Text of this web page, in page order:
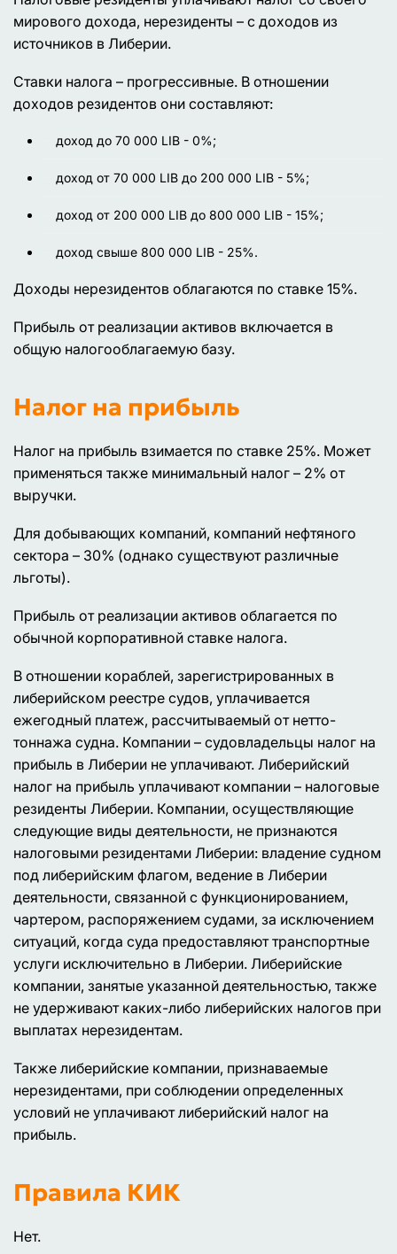
мирового дохода, нерезиденты – с доходов из
источников в Либерии.
Ставки налога – прогрессивные. В отношении
доходов резидентов они составляют:
доход до 70 000 LIB - 0%;
доход от 70 000 LIB до 200 000 LIB - 5%;
доход от 200 000 LIB до 800 000 LIB - 15%;
доход свыше 800 000 LIB - 25%.
Доходы нерезидентов облагаются по ставке 15%.
Прибыль от реализации активов включается в
общую налогооблагаемую базу.
Налог на прибыль
Налог на прибыль взимается по ставке 25%. Может
применяться также минимальный налог – 2% от
выручки.
Для добывающих компаний, компаний нефтяного
сектора – 30% (однако существуют различные
льготы).
Прибыль от реализации активов облагается по
обычной корпоративной ставке налога.
В отношении кораблей, зарегистрированных в
либерийском реестре судов, уплачивается
ежегодный платеж, рассчитываемый от нетто-
тоннажа судна. Компании – судовладельцы налог на
прибыль в Либерии не уплачивают. Либерийский
налог на прибыль уплачивают компании – налоговые
резиденты Либерии. Компании, осуществляющие
следующие виды деятельности, не признаются
налоговыми резидентами Либерии: владение судном
под либерийским флагом, ведение в Либерии
деятельности, связанной с функционированием,
чартером, распоряжением судами, за исключением
ситуаций, когда суда предоставляют транспортные
услуги исключительно в Либерии. Либерийские
компании, занятые указанной деятельностью, также
не удерживают каких-либо либерийских налогов при
выплатах нерезидентам.
Также либерийские компании, признаваемые
нерезидентами, при соблюдении определенных
условий не уплачивают либерийский налог на
прибыль.
Правила КИК
Нет.